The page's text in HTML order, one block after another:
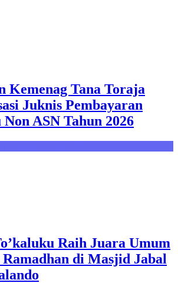
Kemenag Tana Toraja
Juknis Pembayaran
ASN Tahun 2026
Raih Juara Umum
di Masjid Jabal